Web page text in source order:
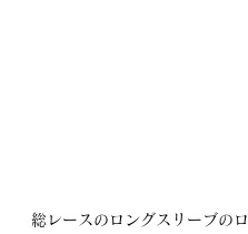
総レースのロングスリーブの